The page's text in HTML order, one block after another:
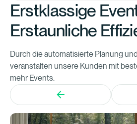
Erstklassige
Erstaunliche
Durch die automatisierte Planung
veranstalten unsere Kunden mit
mehr Events.